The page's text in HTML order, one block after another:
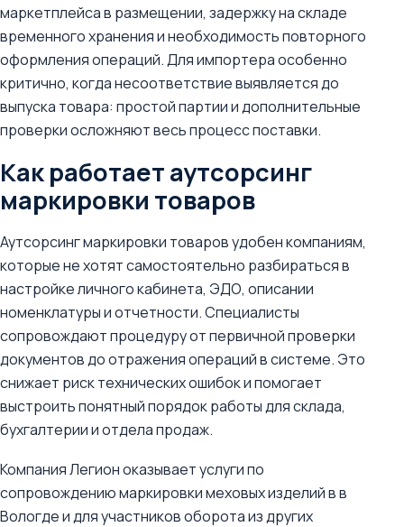
маркетплейса в размещении, задержку на складе
временного хранения и необходимость повторного
оформления операций. Для импортера особенно
критично, когда несоответствие выявляется до
выпуска товара: простой партии и дополнительные
проверки осложняют весь процесс поставки.
Как работает аутсорсинг
маркировки товаров
Аутсорсинг маркировки товаров удобен компаниям,
которые не хотят самостоятельно разбираться в
настройке личного кабинета, ЭДО, описании
номенклатуры и отчетности. Специалисты
сопровождают процедуру от первичной проверки
документов до отражения операций в системе. Это
снижает риск технических ошибок и помогает
выстроить понятный порядок работы для склада,
бухгалтерии и отдела продаж.
Компания Легион оказывает услуги по
сопровождению маркировки меховых изделий в в
Вологде и для участников оборота из других